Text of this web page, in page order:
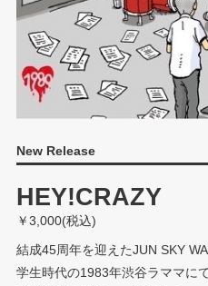
New Release
HEY!CRAZY
￥3,000(税込)
結成45周年を迎えたJUN SKY
学生時代の1983年渋谷ラママに